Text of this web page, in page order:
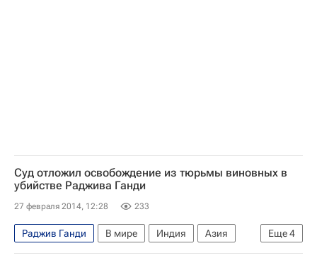
Суд отложил освобождение из тюрьмы виновных в
убийстве Раджива Ганди
27 февраля 2014, 12:28 233
Еще4
Раджив Ганди В мире Индия
Азия
Весь мир
Манмохан Сингх